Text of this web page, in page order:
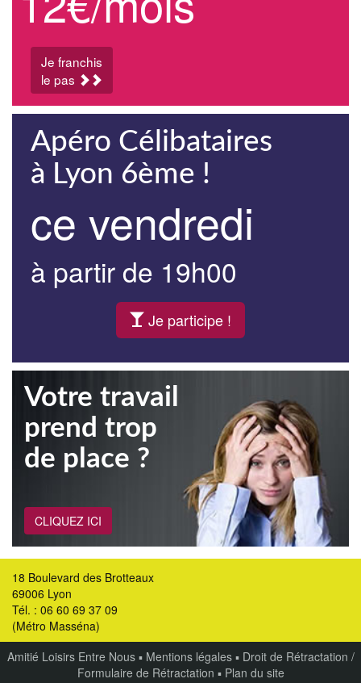
Je franchis
le pas
Apéro Célibataires
à Lyon 6ème !
ce vendredi
à partir de 19h00
Je participe !
Votre travail
prend trop
de place ?
CLIQUEZ ICI
18 Boulevard des Brotteaux
69006 Lyon
Tél. : 06 60 69 37 09
(Métro Masséna)
Amitié Loisirs Entre Nous▪ Mentions légales▪ Droit de Rétractation /
Formulaire de Rétractation ▪ Plan du site